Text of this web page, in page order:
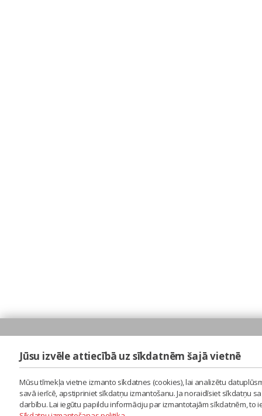
Jūsu izvēle attiecībā uz sīkdatnēm šajā vietnē
Mūsu tīmekļa vietne izmanto sīkdatnes (cookies), lai analizētu
savā ierīcē, apstipriniet sīkdatņu izmantošanu. Ja noraidīsiet sīkdatņu
darbību. Lai iegūtu papildu informāciju par izmantotajām sīkdatnēm,